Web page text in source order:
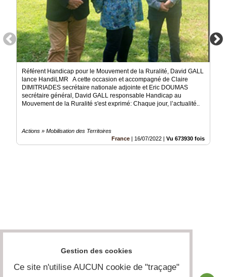
Référent Handicap pour le Mouvement de la Ruralité, David GALL
lance HandiLMR A cette occasion et accompagné de Claire
DIMITRIADES secrétaire nationale adjointe et Eric DOUMAS
secrétaire général, David GALL responsable Handicap au
Mouvement de la Ruralité s'est exprimé: Chaque jour, l’actualité..
Actions » Mobilisation des Territoires
France | 16/07/2022 | Vu 673930 fois
Gestion des cookies
Ce site n'utilise AUCUN cookie de "traçage"